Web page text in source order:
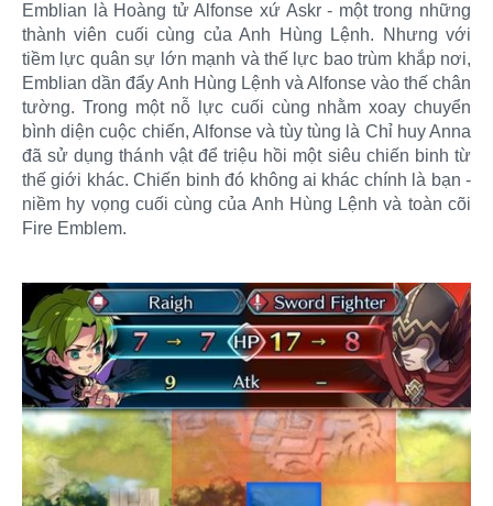
Emblian là Hoàng tử Alfonse xứ Askr - một trong những
thành viên cuối cùng của Anh Hùng Lệnh. Nhưng với
tiềm lực quân sự lớn mạnh và thế lực bao trùm khắp nơi,
Emblian dần đẩy Anh Hùng Lệnh và Alfonse vào thế chân
tường. Trong một nỗ lực cuối cùng nhằm xoay chuyển
bình diện cuộc chiến, Alfonse và tùy tùng là Chỉ huy Anna
đã sử dụng thánh vật để triệu hồi một siêu chiến binh từ
thế giới khác. Chiến binh đó không ai khác chính là bạn -
niềm hy vọng cuối cùng của Anh Hùng Lệnh và toàn cõi
Fire Emblem.